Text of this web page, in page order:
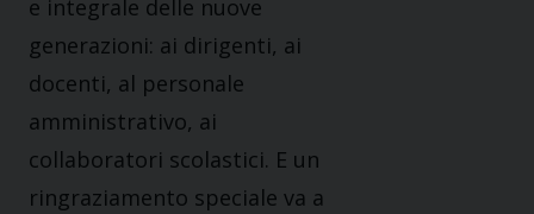
e integrale delle nuove
generazioni: ai dirigenti, ai
docenti, al personale
amministrativo, ai
collaboratori scolastici. E un
ringraziamento speciale va a